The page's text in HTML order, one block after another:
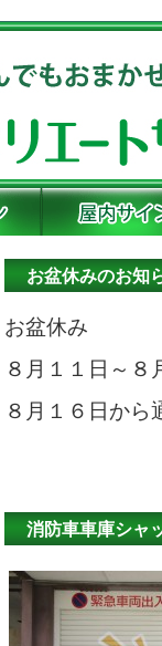
お盆休みのお知
お盆休み
８月１１日～８
８月１６日から
消防車車庫シャ